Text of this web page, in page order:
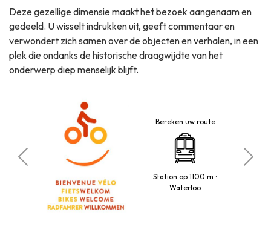
Deze gezellige dimensie maakt het bezoek aangenaam en
gedeeld. U wisselt indrukken uit, geeft commentaar en
verwondert zich samen over de objecten en verhalen, in een
plek die ondanks de historische draagwijdte van het
onderwerp diep menselijk blijft.
Bereken uw route
Station op 1100 m :
Waterloo